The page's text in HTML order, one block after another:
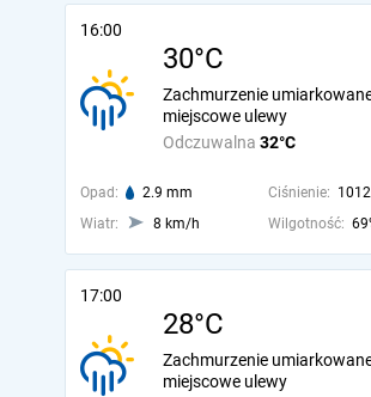
16:00
30°C
Odczuwalna 32°C
Zachmurzenie
miejscowe ulewy
Opad: 2.9 mm Ciśnienie:
Wiatr:
8 km/h Wilgotność:
17:00
28°C
Zachmurzenie
miejscowe ulewy